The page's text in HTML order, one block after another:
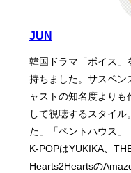
JUN
韓国ドラマ「ボイス」
持ちました。サスペン
ャストの知名度より
して視聴するスタイ
た」「ペントハウス」
K-POPはYUKIKA、
Hearts2Heartsの